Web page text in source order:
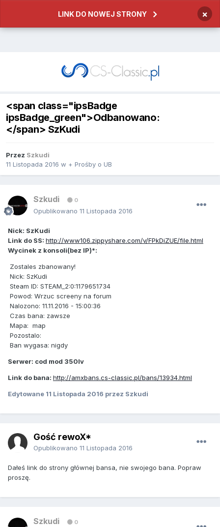
LINK DO NOWEJ STRONY ×
<span class="ipsBadge
ipsBadge_green">Odbanowano:
</span> SzKudi
Przez Szkudi
11 Listopada 2016 w + Prośby o UB
Szkudi 0
Opublikowano 11 Listopada 2016
Nick: SzKudi
Link do SS: http://www106.zippyshare.com/v/FPkDiZUE/file.html
Wycinek z konsoli(bez IP)*:
Zostales zbanowany!
Nick: SzKudi
Steam ID: STEAM_2:0:1179651734
Powod: Wrzuc screeny na forum
Nalozono: 11.11.2016 - 15:00:36
Czas bana: zawsze
Mapa: map
Pozostalo:
Ban wygasa: nigdy
Serwer: cod mod 350lv
Link do bana: http://amxbans.cs-classic.pl/bans/13934.html
Edytowane 11 Listopada 2016 przez Szkudi
Gość rewoX*
Opublikowano 11 Listopada 2016
Dałeś link do strony głównej bansa, nie swojego bana. Popraw
proszę.
Szkudi 0